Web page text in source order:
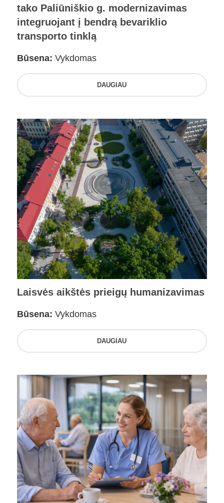
tako Paliūniškio g. modernizavimas
integruojant į bendrą bevariklio
transporto tinklą
Būsena: Vykdomas
DAUGIAU
Laisvės aikštės prieigų humanizavimas
Būsena: Vykdomas
DAUGIAU